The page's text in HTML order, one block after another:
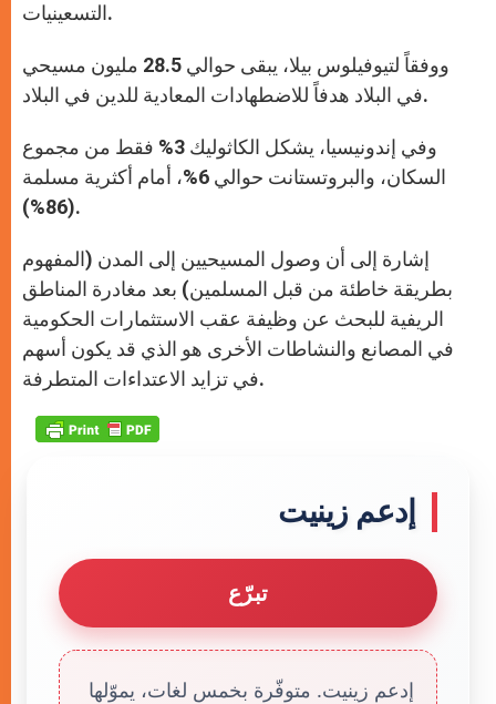
التسعينيات.
ووفقاً لتيوفيلوس بيلا، يبقى حوالي 28.5 مليون مسيحي
في البلاد هدفاً للاضطهادات المعادية للدين في البلاد.
وفي إندونيسيا، يشكل الكاثوليك 3% فقط من مجموع
السكان، والبروتستانت حوالي 6%، أمام أكثرية مسلمة
(86%).
إشارة إلى أن وصول المسيحيين إلى المدن (المفهوم
بطريقة خاطئة من قبل المسلمين) بعد مغادرة المناطق
الريفية للبحث عن وظيفة عقب الاستثمارات الحكومية
في المصانع والنشاطات الأخرى هو الذي قد يكون أسهم
في تزايد الاعتداءات المتطرفة.
إدعم زينيت
تبرّع
إدعم زينيت. متوفّرة بخمس لغات، يموّلها